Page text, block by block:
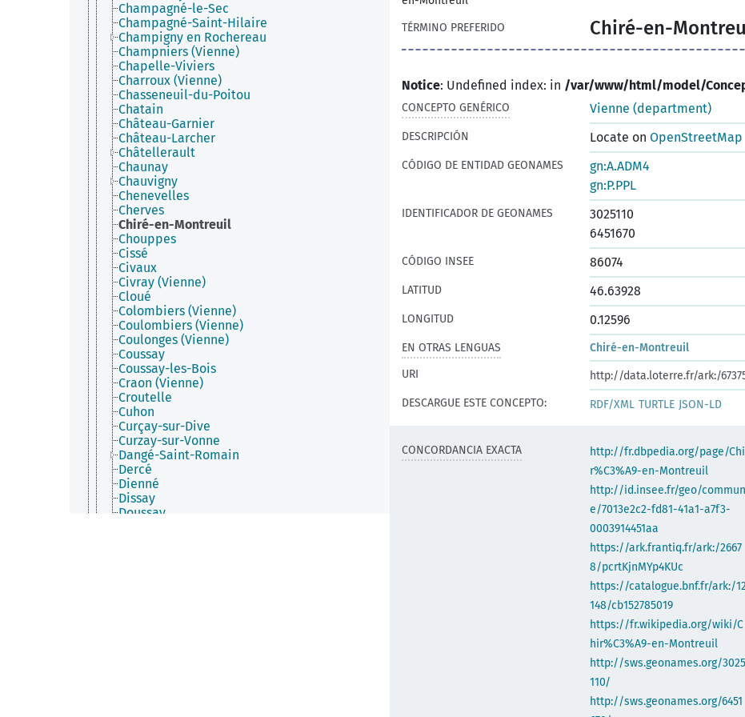
Champagné-le-Sec
Champagné-Saint-Hilaire
Champigny en Rochereau
Champniers (Vienne)
Chapelle-Viviers
Charroux (Vienne)
Chasseneuil-du-Poitou
Chatain
Château-Garnier
Château-Larcher
Châtellerault
Chaunay
Chauvigny
Chenevelles
Cherves
Chiré-en-Montreuil
Chouppes
Cissé
Civaux
Civray (Vienne)
Cloué
Colombiers (Vienne)
Coulombiers (Vienne)
Coulonges (Vienne)
Coussay
Coussay-les-Bois
Craon (Vienne)
Croutelle
Cuhon
Curçay-sur-Dive
Curzay-sur-Vonne
Dangé-Saint-Romain
Dercé
Dienné
Dissay
Doussay
TÉRMINO PREFERIDO
Chiré-en-
Notice: Undefined index: in /var/www/html/model/
CONCEPTO GENÉRICO Vienne (department)
DESCRIPCIÓN Locate on OpenStreetMap
CÓDIGO DE ENTIDAD GEONAMES
gn:A.ADM4
gn:P.PPL
IDENTIFICADOR DE GEONAMES
3025110
6451670
CÓDIGO INSEE 86074
LATITUD 46.63928
LONGITUD 0.12596
EN OTRAS LENGUAS Chiré-en-Montreuil
URI
http://data.loterre.fr/ark:/
DESCARGUE ESTE CONCEPTO:
RDF/XML TURTLE JSON-LD
CONCORDANCIA EXACTA
http://fr.dbpedia.org/page/Chi
r%C3%A9-en-Montreuil
http://id.insee.fr/geo/commun
e/7013e2c2-fd81-41a1-a7f3-
0003914451aa
https://ark.frantiq.fr/ark:/2667
8/pcrtKjnMYp4KUc
https://catalogue.bnf.fr/ark:/
148/cb152785019
https://fr.wikipedia.org/wiki/C
hir%C3%A9-en-Montreuil
http://sws.geonames.org/3025
110/
http://sws.geonames.org/6451